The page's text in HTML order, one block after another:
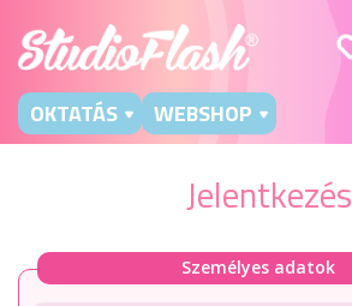
OKTATÁS WEBSHOP
Jelentkezés
Személyes adatok